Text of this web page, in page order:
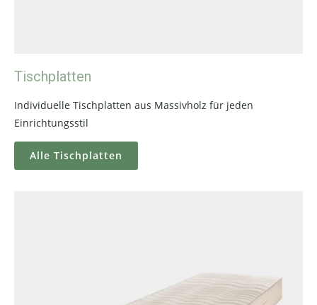
Tischplatten
Individuelle Tischplatten aus Massivholz für jeden
Einrichtungsstil
Alle Tischplatten